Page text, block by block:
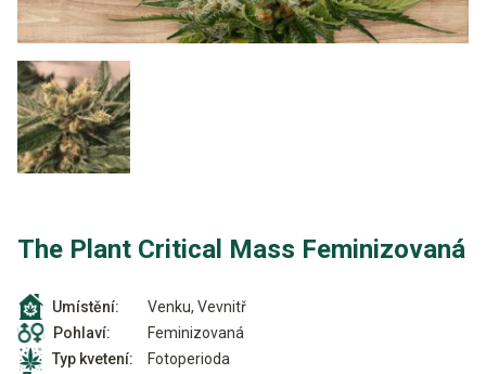
The Plant Critical Mass Feminizovaná
Umístění:
Venku, Vevnitř
Pohlaví:
Feminizovaná
Typ kvetení:
Fotoperioda